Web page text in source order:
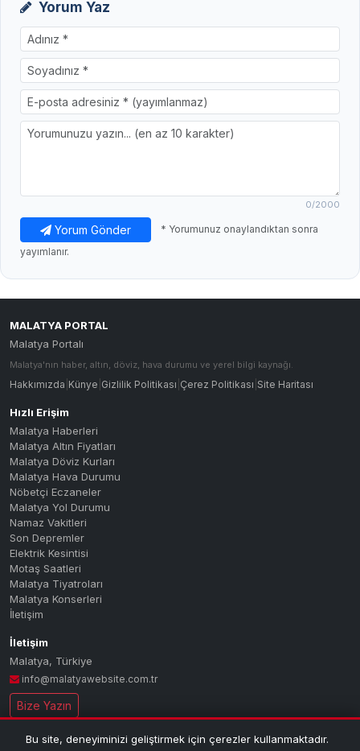
Yorum Yaz
0/2000
Yorum Gönder
* Yorumunuz onaylandıktan sonra
yayımlanır.
MALATYA PORTAL
Malatya Portalı
Malatya'nın haber, altın, döviz, hava durumu ve yerel bilgi kaynağı.
Hakkımızda Künye Gizlilik Politikası Çerez Politikası Site Haritası
Hızlı Erişim
Malatya Haberleri
Malatya Altın Fiyatları
Malatya Döviz Kurları
Malatya Hava Durumu
Nöbetçi Eczaneler
Malatya Yol Durumu
Namaz Vakitleri
Son Depremler
Elektrik Kesintisi
Motaş Saatleri
Malatya Tiyatroları
Malatya Konserleri
İletişim
İletişim
Malatya, Türkiye
info@malatyawebsite.com.tr
Bize Yazın
Bu site, deneyiminizi geliştirmek için çerezler kullanmaktadır.